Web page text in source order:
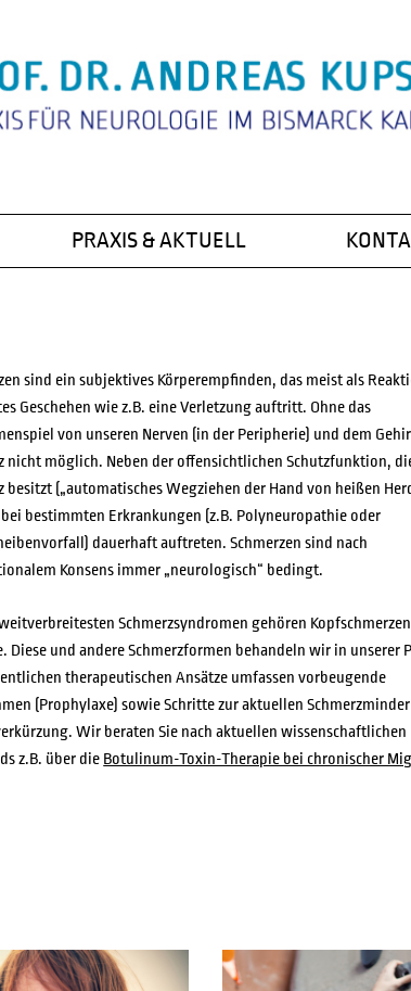
PRAXIS & AKTUELL
PROF. DR. KUPSCH
STUDIEN
RESEARCHGATE
VORTRÄGE
REZEPTANFORDERUNG
sind ein subjektives Körperempfinden, das meist als
Geschehen wie z.B. eine Verletzung auftritt. Ohne das
von unseren Nerven (in der Peripherie) und dem
nicht möglich. Neben der offensichtlichen Schutzfunktion,
besitzt („automatisches Wegziehen der Hand von heißen
bei bestimmten Erkrankungen (z.B. Polyneuropathie oder
dauerhaft auftreten. Schmerzen sind nach
Konsens immer „neurologisch“ bedingt.
Schmerzsyndromen gehören
Diese und andere Schmerzformen behandeln wir in unserer
therapeutischen Ansätze umfassen vorbeugende
(Prophylaxe) sowie Schritte zur aktuellen
Wir beraten Sie nach aktuellen wissenschaftlichen
z.B. über die Botulinum-Toxin-Therapie bei chronischer